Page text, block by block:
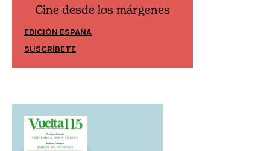
Cine desde los márgenes
EDICIÓN ESPAÑA
SUSCRÍBETE